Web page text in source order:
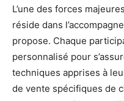
L’une des forces
réside dans
propose. Chaque
personnalisé pour
techniques apprises à
de vente spécifiques de